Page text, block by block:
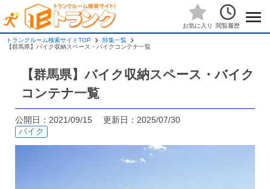
お気に入り 閲覧履歴
トランクルーム検索サイトTOP
特集一覧
【群馬県】バイク収納スペース・バイクコンテナ一覧
【群馬県】バイク収納スペース・バイク
コンテナ一覧
公開日：2021/09/15 更新日：2025/07/30
バイク